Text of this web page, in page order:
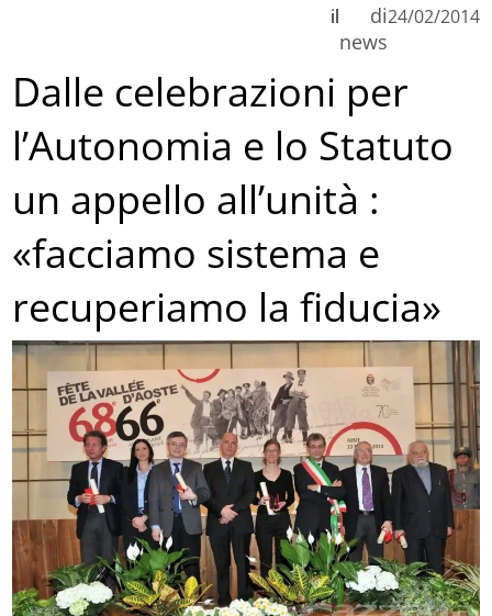
di
news
il 24/02/2014
Dalle celebrazioni per
l’Autonomia e lo Statuto
un appello all’unità :
«facciamo sistema e
recuperiamo la fiducia»